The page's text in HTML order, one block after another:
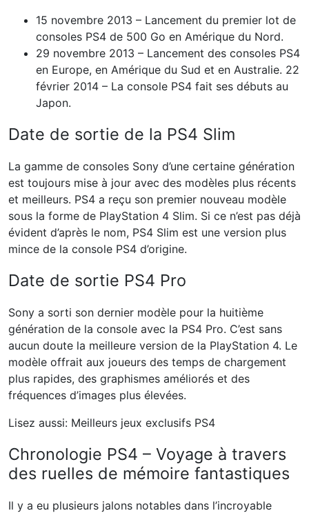
15 novembre 2013 – Lancement du premier lot de
consoles PS4 de 500 Go en Amérique du Nord.
29 novembre 2013 – Lancement des consoles PS4
en Europe, en Amérique du Sud et en Australie. 22
février 2014 – La console PS4 fait ses débuts au
Japon.
Date de sortie de la PS4 Slim
La gamme de consoles Sony d’une certaine génération
est toujours mise à jour avec des modèles plus récents
et meilleurs. PS4 a reçu son premier nouveau modèle
sous la forme de PlayStation 4 Slim. Si ce n’est pas déjà
évident d’après le nom, PS4 Slim est une version plus
mince de la console PS4 d’origine.
Date de sortie PS4 Pro
Sony a sorti son dernier modèle pour la huitième
génération de la console avec la PS4 Pro. C’est sans
aucun doute la meilleure version de la PlayStation 4. Le
modèle offrait aux joueurs des temps de chargement
plus rapides, des graphismes améliorés et des
fréquences d’images plus élevées.
Lisez aussi: Meilleurs jeux exclusifs PS4
Chronologie PS4 – Voyage à travers
des ruelles de mémoire fantastiques
Il y a eu plusieurs jalons notables dans l’incroyable